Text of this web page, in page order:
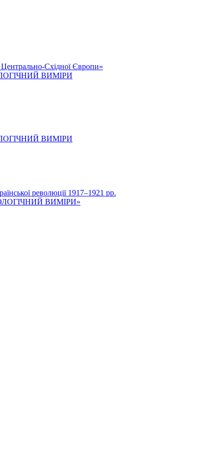
Центрально-Східної Європи»
ВИМІРИ
ВИМІРИ
революції 1917–1921 рр.
ВИМІРИ»